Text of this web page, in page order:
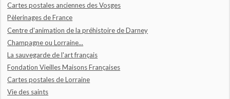
Cartes postales anciennes des Vosges
Pèlerinages de France
Centre d'animation de la préhistoire de Darney
Champagne ou Lorraine...
La sauvegarde de l'art français
Fondation Vieilles Maisons Françaises
Cartes postales de Lorraine
Vie des saints